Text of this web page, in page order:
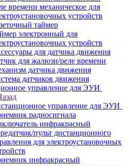
времени механическое для
устройств
таймер
электронный для
устройств
для датчика движения
для жалюзи/реле времени
датчика движения
датчиков движения
управление для ЭУИ
управление для ЭУИ
радиосигнала
инфракрасный
пульт дистанционного
для электроустановочных
инфракрасный